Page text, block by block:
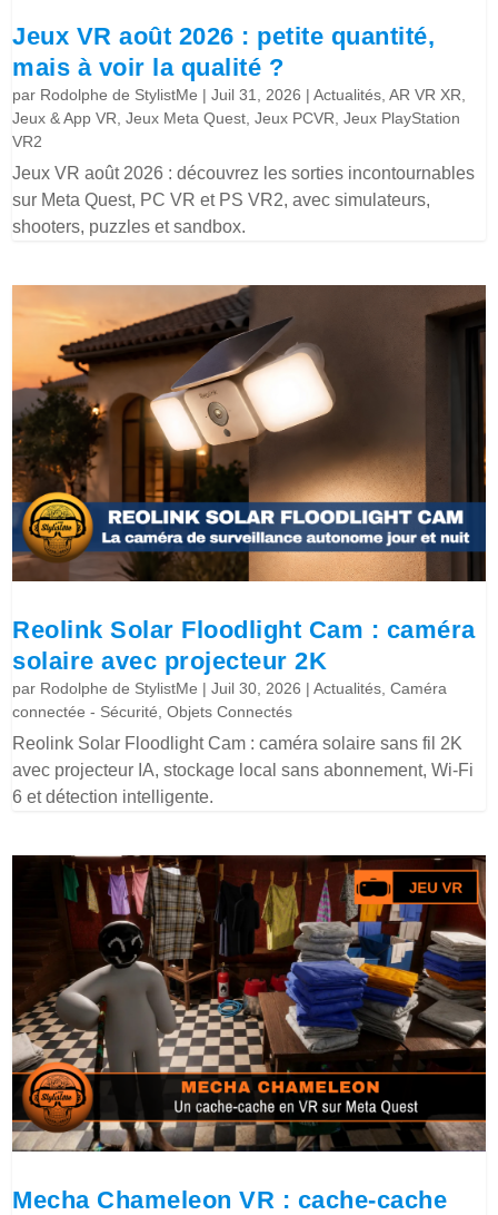
Jeux VR août 2026 : petite quantité,
mais à voir la qualité ?
par Rodolphe de StylistMe |Juil 31, 2026 |Actualités ,AR VR XR
Jeux & App VR ,Jeux Meta Quest ,Jeux PCVR ,Jeux PlayStation
VR2
Jeux VR août 2026 : découvrez les sorties incontournables
sur Meta Quest, PC VR et PS VR2, avec simulateurs,
shooters, puzzles et sandbox.
Reolink Solar Floodlight Cam : caméra
solaire avec projecteur 2K
par Rodolphe de StylistMe |Juil 30, 2026 |Actualités ,Caméra
connectée - Sécurité ,Objets Connectés
Reolink Solar Floodlight Cam : caméra solaire sans fil 2K
avec projecteur IA, stockage local sans abonnement, Wi-Fi
6 et détection intelligente.
Mecha Chameleon VR : cache-cache